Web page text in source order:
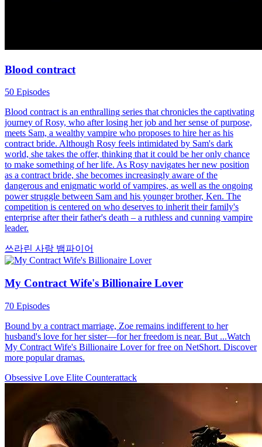
Blood contract
50 Episodes
Blood contract is an enthralling series that chronicles the captivating
journey of Rosy, who after losing her job and her sense of purpose,
meets Sam, a wealthy vampire who proposes to hire her as his
contract bride. Although Rosy feels intimidated by Sam's dark
world, she takes the offer, thinking that it could be her only chance
to make something of her life. As Rosy navigates her new position
as a contract bride, she becomes increasingly aware of the
dangerous and enigmatic world of vampires, as well as the ongoing
power struggle between Sam and his younger brother, Ken. The
competition is centered on who deserves to inherit their family's
enterprise after their father's death – a ruthless and cunning vampire
leader.
쓰라린 사랑 뱀파이어
My Contract Wife's Billionaire Lover
70 Episodes
Bound by a contract marriage, Zoe remains indifferent to her
husband's love for her sister—for her freedom is near. But ...Watch
My Contract Wife's Billionaire Lover for free on NetShort. Discover
more popular dramas.
Obsessive Love Elite Counterattack